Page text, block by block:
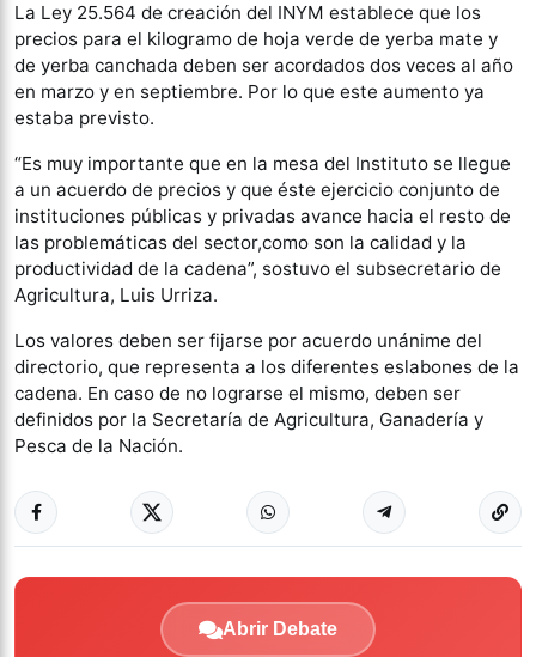
La Ley 25.564 de creación del INYM establece que los
precios para el kilogramo de hoja verde de yerba mate y
de yerba canchada deben ser acordados dos veces al año
en marzo y en septiembre. Por lo que este aumento ya
estaba previsto.
“Es muy importante que en la mesa del Instituto se llegue
a un acuerdo de precios y que éste ejercicio conjunto de
instituciones públicas y privadas avance hacia el resto de
las problemáticas del sector,como son la calidad y la
productividad de la cadena”, sostuvo el subsecretario de
Agricultura, Luis Urriza.
Los valores deben ser fijarse por acuerdo unánime del
directorio, que representa a los diferentes eslabones de la
cadena. En caso de no lograrse el mismo, deben ser
definidos por la Secretaría de Agricultura, Ganadería y
Pesca de la Nación.
Abrir Debate